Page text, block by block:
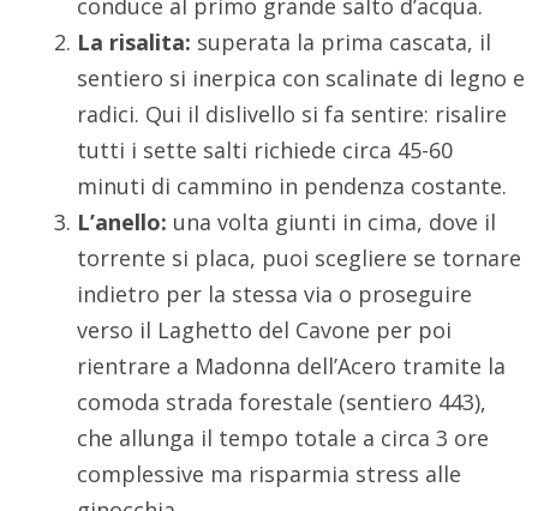
conduce al primo grande salto d’acqua.
La risalita: superata la prima cascata, il
sentiero si inerpica con scalinate di legno e
radici. Qui il dislivello si fa sentire: risalire
tutti i sette salti richiede circa 45-60
minuti di cammino in pendenza costante.
L’anello: una volta giunti in cima, dove il
torrente si placa, puoi scegliere se tornare
indietro per la stessa via o proseguire
verso il Laghetto del Cavone per poi
rientrare a Madonna dell’Acero tramite la
comoda strada forestale (sentiero 443),
che allunga il tempo totale a circa 3 ore
complessive ma risparmia stress alle